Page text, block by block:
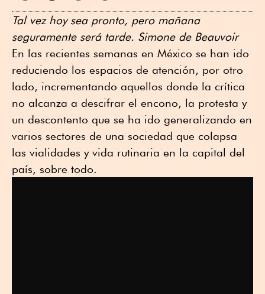
Tal vez hoy sea pronto, pero mañana
seguramente será tarde. Simone de Beauvoir
En las recientes semanas en México se han ido
reduciendo los espacios de atención, por otro
lado, incrementando aquellos donde la crítica
no alcanza a descifrar el encono, la protesta y
un descontento que se ha ido generalizando en
varios sectores de una sociedad que colapsa
las vialidades y vida rutinaria en la capital del
país, sobre todo.